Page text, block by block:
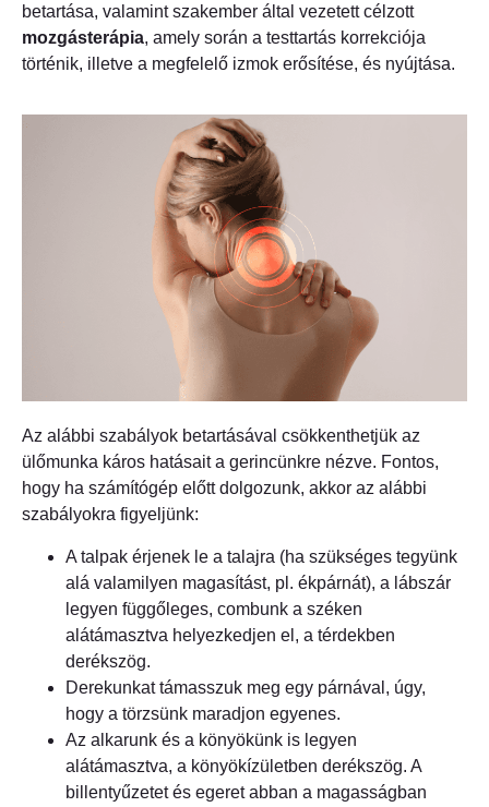
betartása, valamint szakember által vezetett célzott
mozgásterápia, amely során a testtartás korrekciója
történik, illetve a megfelelő izmok erősítése, és nyújtása.
Az alábbi szabályok betartásával csökkenthetjük az
ülőmunka káros hatásait a gerincünkre nézve. Fontos,
hogy ha számítógép előtt dolgozunk, akkor az alábbi
szabályokra figyeljünk:
A talpak érjenek le a talajra (ha szükséges tegyünk
alá valamilyen magasítást, pl. ékpárnát), a lábszár
legyen függőleges, combunk a széken
alátámasztva helyezkedjen el, a térdekben
derékszög.
Derekunkat támasszuk meg egy párnával, úgy,
hogy a törzsünk maradjon egyenes.
Az alkarunk és a könyökünk is legyen
alátámasztva, a könyökízületben derékszög. A
billentyűzetet és egeret abban a magasságban